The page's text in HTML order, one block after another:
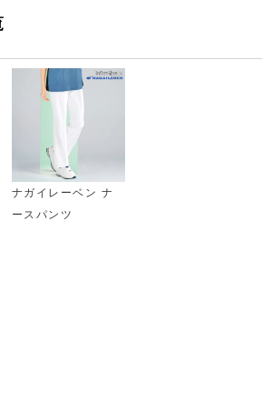
ナガイレーベン ナ
ースパンツ